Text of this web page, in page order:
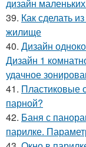
дизайн
39. Как сделать
жилище
40. Дизайн
Дизайн 1
удачное
41. Пластиковые
парной?
42. Баня с
парилке.